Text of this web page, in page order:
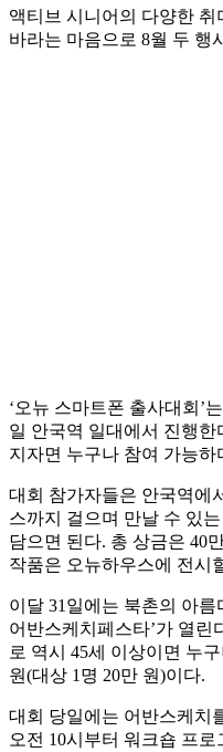
액티브 시니어의 다양한
바라는 마음으로 8월 두 행
‘오뉴 스마트폰 출사대회’
일 안국역 일대에서 진행한
지자면 누구나 참여 가능하
대회 참가자들은 안국역에
스까지 걸으며 만날 수 있
담으면 된다. 총 상금은 40
작품은 오뉴하우스에 전시
이달 31일에는 북촌의 아
어반스케치페스타’가 열린
로 역시 45세 이상이면 누
원(대상 1명 20만 원)이다.
대회 당일에는 어반스케치
오전 10시부터 워크숍 프